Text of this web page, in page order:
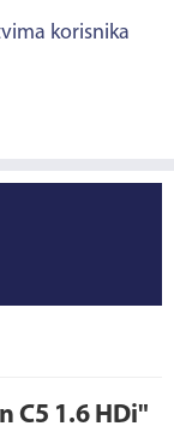
korisnika
C5 1.6 HDi"